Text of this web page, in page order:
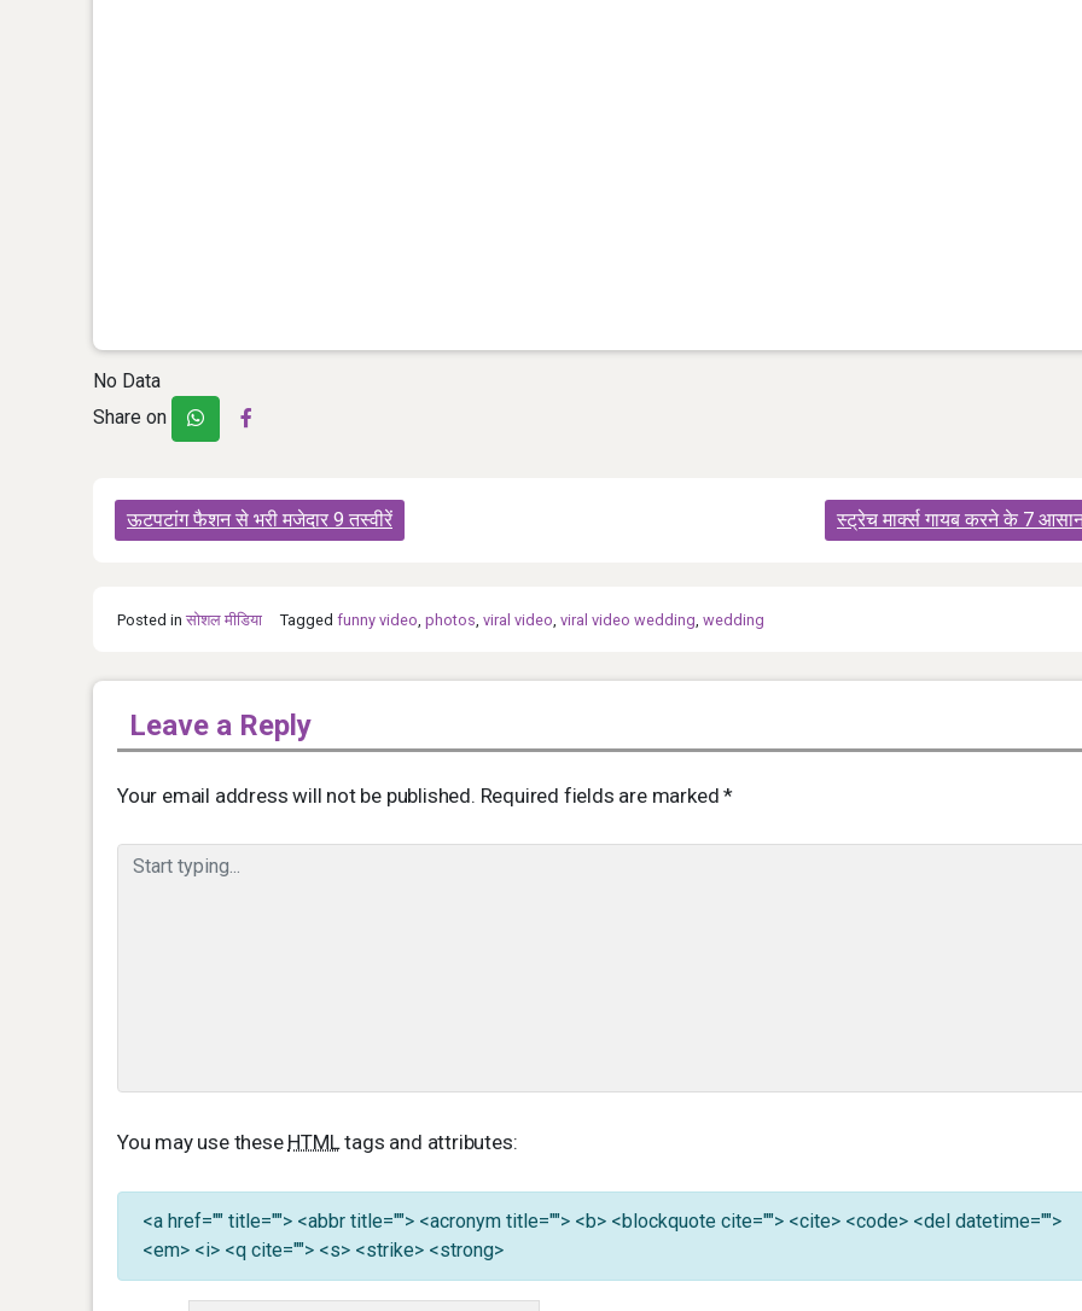
No Data
Share on
Post
navigation
ऊटपटांग फैशन से भरी मजेदार 9 तस्वीरें स्ट्रेच मार्क्स गायब करने के 7
Posted in सोशल मीडिया Tagged funny video photos viral video viral video wedding wedding
Leave a Reply
Your email address will not be published. Required fields are marked*
You may use these HTML tags and attributes:
<a href="" title=""> <abbr title=""> <acronym title=""> <b> <blockquote cite=""> <cite> <code> <del datetime="">
<em> <i> <q cite=""> <s> <strike> <strong>